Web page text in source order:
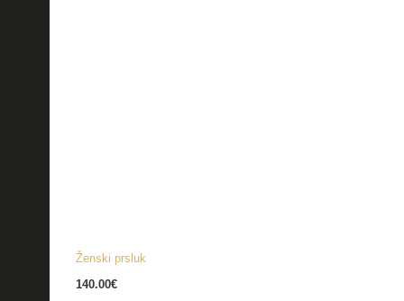
Ženski prsluk
140.00€